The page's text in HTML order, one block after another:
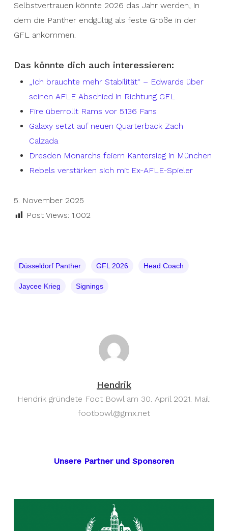
Selbstvertrauen könnte 2026 das Jahr werden, in
dem die Panther endgültig als feste Größe in der
GFL ankommen.
Das könnte dich auch interessieren:
„Ich brauchte mehr Stabilität“ – Edwards über
seinen AFLE Abschied in Richtung GFL
Fire überrollt Rams vor 5.136 Fans
Galaxy setzt auf neuen Quarterback Zach
Calzada
Dresden Monarchs feiern Kantersieg in München
Rebels verstärken sich mit Ex-AFLE-Spieler
5. November 2025
Post Views: 1.002
Düsseldorf Panther GFL 2026 Head Coach
Jaycee Krieg Signings
Hendrik
Hendrik gründete Foot Bowl am 30. April 2021. Mail:
footbowl@gmx.net
Unsere Partner und Sponsoren